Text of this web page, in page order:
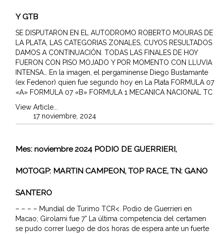
Y GTB
SE DISPUTARON EN EL AUTODROMO ROBERTO MOURAS DE
LA PLATA, LAS CATEGORIAS ZONALES, CUYOS RESULTADOS
DAMOS A CONTINUACIÓN. TODAS LAS FINALES DE HOY
FUERON CON PISO MOJADO Y POR MOMENTO CON LLUVIA
INTENSA… En la imagen, el pergaminense Diego Bustamante
(ex Fedenor) quien fue segundo hoy en La Plata FORMULA 07
«A» FORMULA 07 «B» FORMULA 1 MECANICA NACIONAL TC
View Article...
17 noviembre, 2024
Mes: noviembre 2024 PODIO DE GUERRIERI,
MOTOGP: MARTIN CAMPEON, TOP RACE, TN: GANO
SANTERO
– – – – Mundial de Turimo TCR<. Podio de Guerrieri en
Macao; Girolami fue 7° La última competencia del certamen
se pudo correr luego de dos horas de espera ante un fuerte